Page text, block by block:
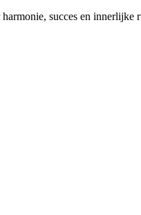
succes en